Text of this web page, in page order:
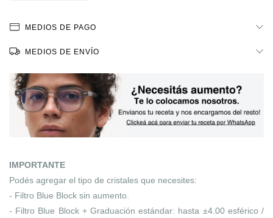
MEDIOS DE PAGO
MEDIOS DE ENVÍO
IMPORTANTE
Podés agregar el tipo de cristales que necesites:
- Filtro Blue Block sin aumento.
- Filtro Blue Block + Graduación estándar: hasta ±4.00 esférico /